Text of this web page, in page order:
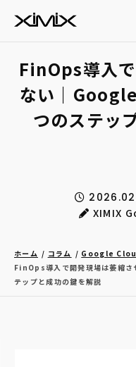
FinOps導入
ない｜
つのステッ
XIMIX
ホーム コラム
Google
FinOps導入で開発現場は萎縮
テップと成功の鍵を解説